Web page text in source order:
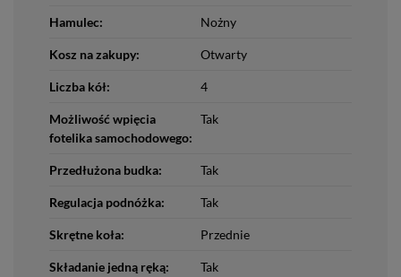
Hamulec: Nożny
Kosz na zakupy: Otwarty
Liczba kół: 4
Możliwość wpięcia
fotelika samochodowego:
Tak
Przedłużona budka: Tak
Regulacja podnóżka: Tak
Skrętne koła: Przednie
Składanie jedną ręką: Tak